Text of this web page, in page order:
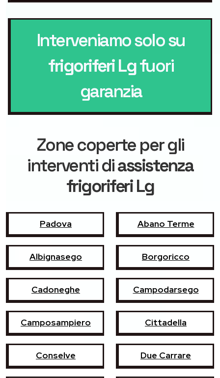
Interveniamo solo su
frigoriferi Lgfuori
garanzia
Zone coperte per gli
interventi diassistenza
frigoriferi Lg
Padova Abano Terme
Albignasego Borgoricco
Cadoneghe Campodarsego
Camposampiero Cittadella
Conselve Due Carrare